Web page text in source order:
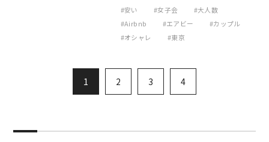
安い 女子会
大人数
Airbnb
エアビー
カップル
オシャレ
東京
1 2 3 4